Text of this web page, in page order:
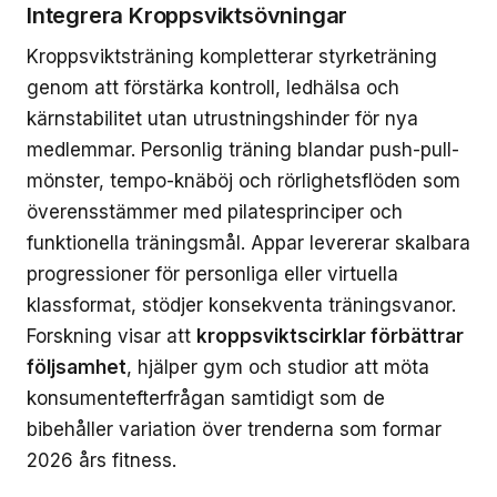
Integrera Kroppsviktsövningar
Kroppsviktsträning kompletterar styrketräning
genom att förstärka kontroll, ledhälsa och
kärnstabilitet utan utrustningshinder för nya
medlemmar. Personlig träning blandar push-pull-
mönster, tempo-knäböj och rörlighetsflöden som
överensstämmer med pilatesprinciper och
funktionella träningsmål. Appar levererar skalbara
progressioner för personliga eller virtuella
klassformat, stödjer konsekventa träningsvanor.
Forskning visar att kroppsviktscirklar förbättrar
följsamhet, hjälper gym och studior att möta
konsumentefterfrågan samtidigt som de
bibehåller variation över trenderna som formar
2026 års fitness.